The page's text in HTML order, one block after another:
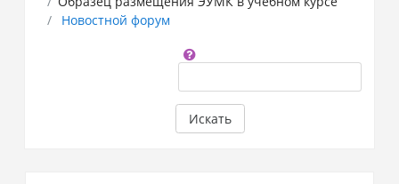
Новостной форум
форумам
Искать